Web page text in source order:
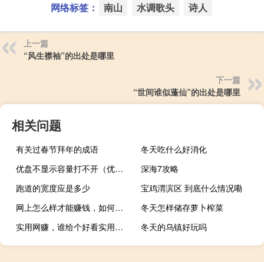
网络标签： 南山 水调歌头 诗人
上一篇
“风生襟袖”的出处是哪里
下一篇
“世间谁似蓬仙”的出处是哪里
相关问题
有关过春节拜年的成语
冬天吃什么好消化
优盘不显示容量打不开（优盘不显示）
深海7攻略
跑道的宽度应是多少
宝鸡渭滨区 到底什么情况嘞
网上怎么样才能赚钱，如何在网上赚钱
冬天怎样储存萝卜榨菜
实用网赚，谁给个好看实用的网站
冬天的乌镇好玩吗